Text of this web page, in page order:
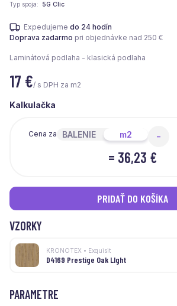
Typ spoja
5G Clic
Expedujeme do 24 hodín
Doprava zadarmo pri objednávke nad 250 €
Laminátová podlaha - klasická podlaha
17 €/ s DPH za m2
Kalkulačka
Cena za BALENIE m2 -
= 36,23 €
PRIDAŤ DO KOŠÍKA
VZORKY
KRONOTEX • Exquisit
D4169 Prestige Oak LIght
PARAMETRE